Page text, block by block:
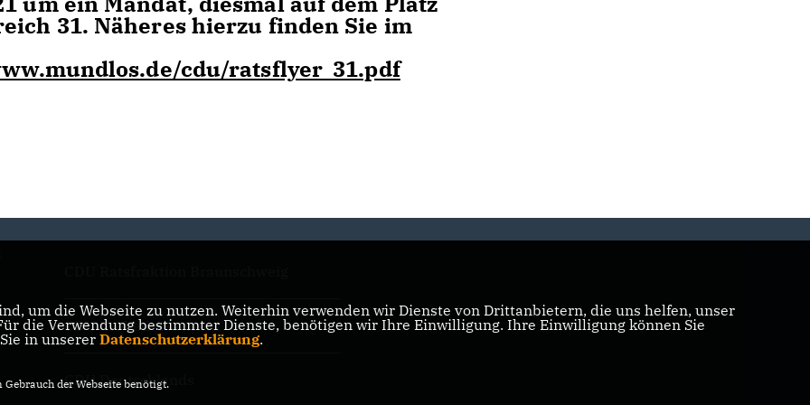
31. Näheres hierzu finden Sie im
cdu/ratsflyer_31.pdf
CDU in Niedersachsen
CDU Deutschlands
um die Webseite zu nutzen. Weiterhin verwenden wir Dienste von Drittanbietern, die uns helfen, unser
die Verwendung bestimmter Dienste, benötigen wir Ihre Einwilligung. Ihre Einwilligung können Sie
in unserer Datenschutzerklärung.
der Webseite benötigt.